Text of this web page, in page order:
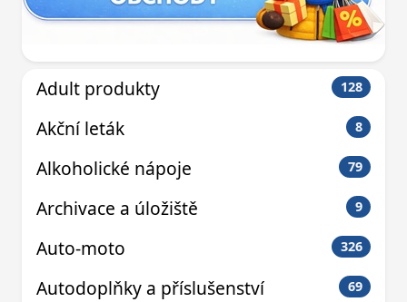
Adult produkty 128
Akční leták 8
Alkoholické nápoje 79
Archivace a úložiště 9
Auto-moto 326
Autodoplňky a příslušenství 69